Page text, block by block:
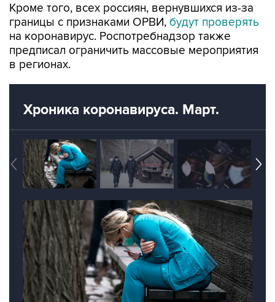
Кроме того, всех россиян, вернувшихся из-за
границы с признаками ОРВИ, будут проверять
на коронавирус. Роспотребнадзор также
предписал ограничить массовые мероприятия
в регионах.
Хроника коронавируса. Март.